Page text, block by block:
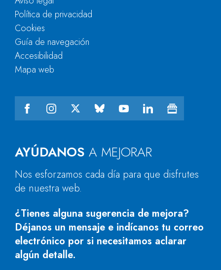
AYÚDANOS A MEJORAR
Nos esforzamos cada día para que disfrutes
de nuestra web.
¿Tienes alguna sugerencia de mejora?
Déjanos un mensaje e indícanos tu correo
electrónico por si necesitamos aclarar
algún detalle.
Política de privacidad
Cookies
Guía de navegación
Accesibilidad
Mapa web